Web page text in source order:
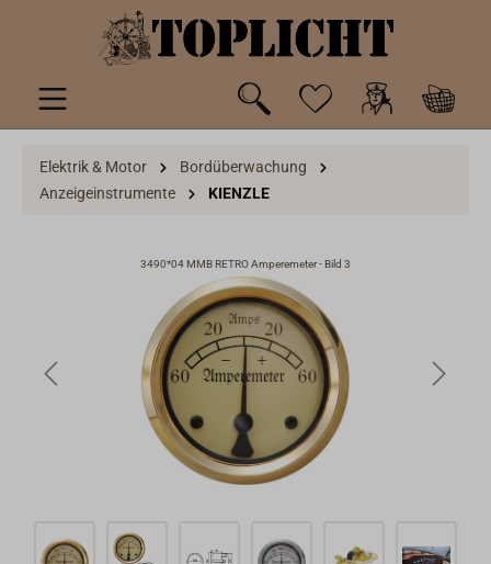
springen
Elektrik & Motor
Bordüberwachung
Anzeigeinstrumente
KIENZLE
3490*04 MMB RETRO Amperemeter - Bild 3